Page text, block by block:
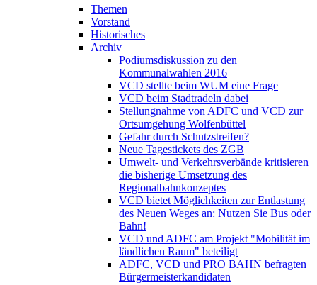
Themen
Vorstand
Historisches
Archiv
Podiumsdiskussion zu den
Kommunalwahlen 2016
VCD stellte beim WUM eine Frage
VCD beim Stadtradeln dabei
Stellungnahme von ADFC und VCD zur
Ortsumgehung Wolfenbüttel
Gefahr durch Schutzstreifen?
Neue Tagestickets des ZGB
Umwelt- und Verkehrsverbände kritisieren
die bisherige Umsetzung des
Regionalbahnkonzeptes
VCD bietet Möglichkeiten zur Entlastung
des Neuen Weges an: Nutzen Sie Bus oder
Bahn!
VCD und ADFC am Projekt "Mobilität im
ländlichen Raum" beteiligt
ADFC, VCD und PRO BAHN befragten
Bürgermeisterkandidaten